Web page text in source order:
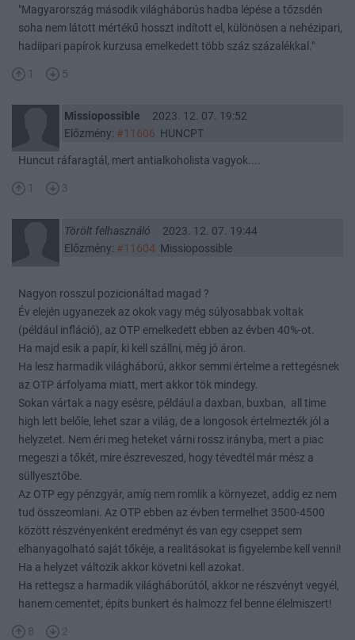
"Magyarország második világháborús hadba lépése a tőzsdén
soha nem látott mértékű hosszt indított el, különösen a nehézipari,
hadiipari papírok kurzusa emelkedett több száz százalékkal."
1 5
Missiopossible
2023. 12. 07. 19:52
Előzmény: #11606 HUNCPT
Huncut ráfaragtál, mert antialkoholista vagyok....
1 3
Törölt felhasználó
2023. 12. 07. 19:44
Előzmény: #11604Missiopossible
Nagyon rosszul pozicionáltad magad ?
Év elején ugyanezek az okok vagy még súlyosabbak voltak
(például infláció), az OTP emelkedett ebben az évben 40%-ot.
Ha majd esik a papír, ki kell szállni, még jó áron.
Ha lesz harmadik világháború, akkor semmi értelme a rettegésnek
az OTP árfolyama miatt, mert akkor tök mindegy.
Sokan vártak a nagy esésre, például a daxban, buxban, all time
high lett belőle, lehet szar a világ, de a longosok értelmezték jól a
helyzetet. Nem éri meg heteket várni rossz irányba, mert a piac
megeszi a tőkét, mire észreveszed, hogy tévedtél már mész a
süllyesztőbe.
Az OTP egy pénzgyár, amíg nem romlik a környezet, addig ez nem
tud összeomlani. Az OTP ebben az évben termelhet 3500-4500
között részvényenként eredményt és van egy cseppet sem
elhanyagolható saját tőkéje, a realitásokat is figyelembe kell venni!
Ha a helyzet változik akkor követni kell azokat.
Ha rettegsz a harmadik világháborútól, akkor ne részvényt vegyél,
hanem cementet, építs bunkert és halmozz fel benne élelmiszert!
8 2